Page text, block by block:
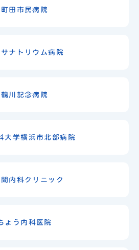
町田市民病院
ナトリウム病院
鶴川記念病院
大学横浜市北部病院
間内科クリニック
ょう内科医院